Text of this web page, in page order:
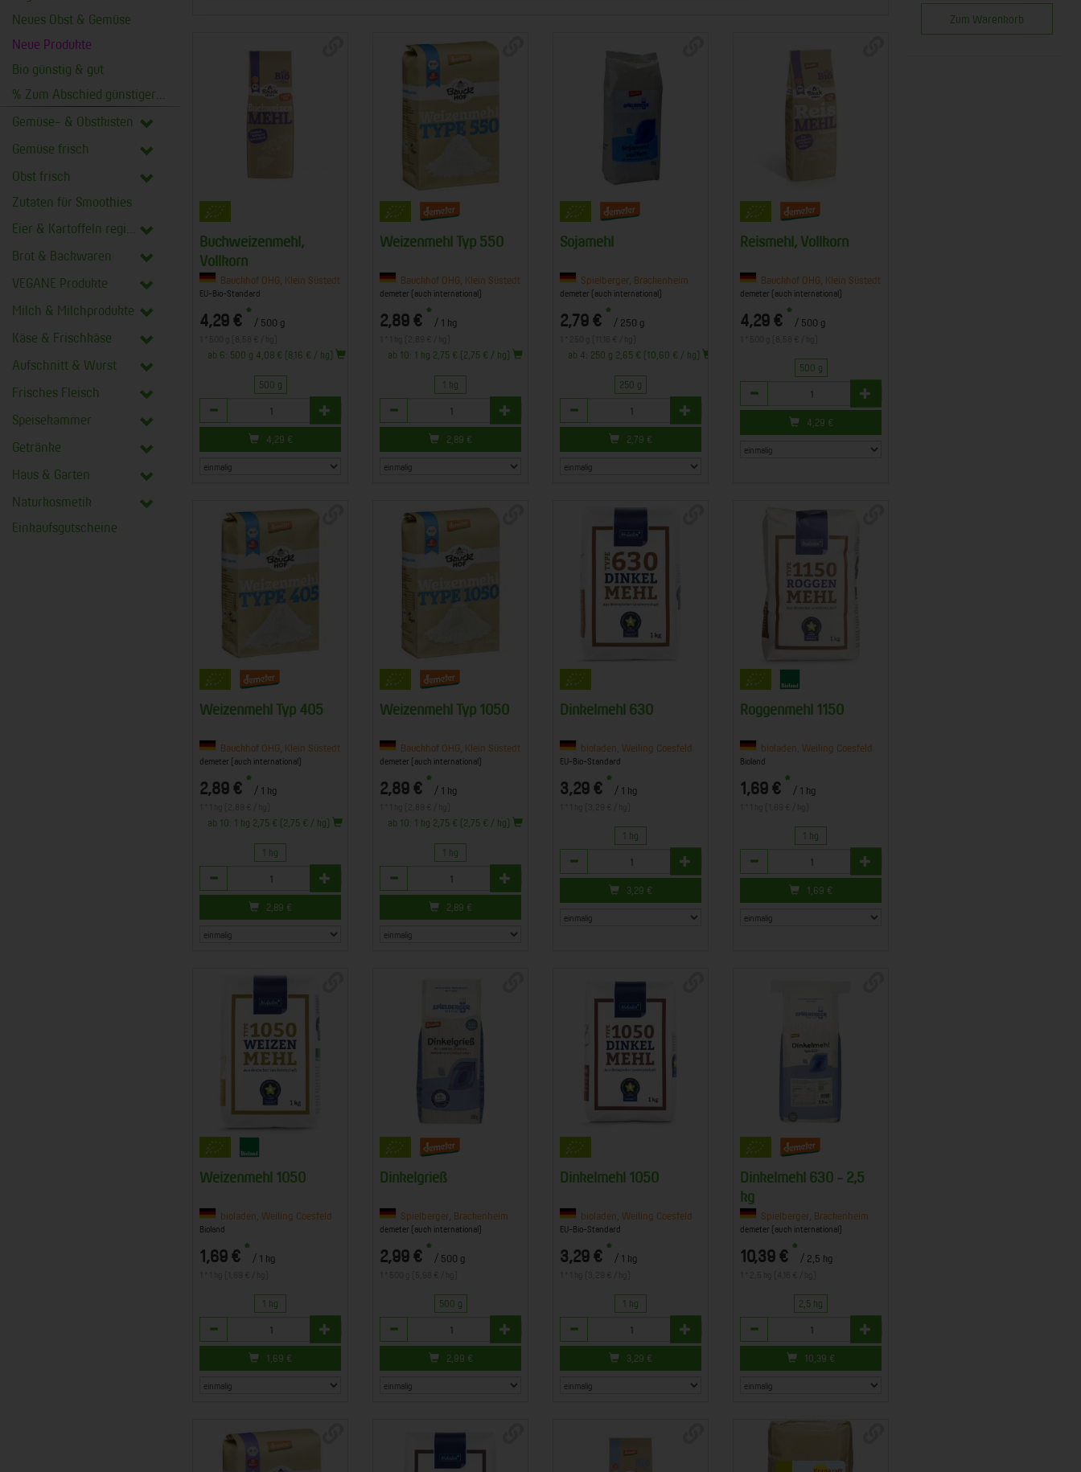
Neues Obst & Gemüse
Neue Produkte
Bio günstig & gut
Gemüse- & Obstkisten
Gemüse frisch
Obst frisch
Zutaten für Smoothies
Eier & Kartoffeln regional
Brot & Backwaren
VEGANE Produkte
Milch & Milchprodukte
Käse & Frischkäse
Aufschnitt & Wurst
Frisches Fleisch
Speisekammer
Getränke
Haus & Garten
Naturkosmetik
Einkaufsgutscheine
Buchweizenmehl,
Vollkorn
Bauckhof OHG, Klein Süstedt
EU-Bio-Standard
4,29 € * / 500 g
ab 6: 500 g 4,08 € (8,16 € / kg)
500 g
Anzahl
4,29 €
Weizenmehl Typ 550
Bauckhof OHG, Klein Süstedt
demeter (auch international)
2,89 € * / 1 kg
ab 10: 1 kg 2,75 € (2,75 € / kg)
1 kg
Anzahl
2,89 €
Sojamehl
Spielberger, Brackenheim
demeter (auch international)
2,79 € * / 250 g
ab 4: 250 g 2,65 € (10,60 € / kg)
250 g
Anzahl
2,79 €
Reismehl, Vollkorn
Bauckhof OHG, Klein Süstedt
demeter (auch international)
4,29 € * / 500 g
500 g
Anzahl
4,29 €
Weizenmehl Typ 405
Bauckhof OHG, Klein Süstedt
demeter (auch international)
2,89 € * / 1 kg
ab 10: 1 kg 2,75 € (2,75 € / kg)
1 kg
Anzahl
2,89 €
Weizenmehl Typ 1050
Bauckhof OHG, Klein Süstedt
demeter (auch international)
2,89 € * / 1 kg
ab 10: 1 kg 2,75 € (2,75 € / kg)
1 kg
Anzahl
2,89 €
Dinkelmehl 630
bioladen, Weiling Coesfeld
EU-Bio-Standard
3,29 € * / 1 kg
1 kg
Anzahl
3,29 €
Roggenmehl 1150
bioladen, Weiling Coesfeld
Bioland
1,69 € * / 1 kg
1 kg
Anzahl
1,69 €
Weizenmehl 1050
bioladen, Weiling Coesfeld
Bioland
1,69 € * / 1 kg
1 kg
Anzahl
1,69 €
Dinkelgrieß
Spielberger, Brackenheim
demeter (auch international)
2,99 € * / 500 g
500 g
Anzahl
2,99 €
Dinkelmehl 1050
bioladen, Weiling Coesfeld
EU-Bio-Standard
3,29 € * / 1 kg
1 kg
Anzahl
3,29 €
Dinkelmehl 630 - 2,5
kg
Spielberger, Brackenheim
demeter (auch international)
10,39 € * / 2,5 kg
2,5 kg
Anzahl
10,39 €
Zum Warenkorb